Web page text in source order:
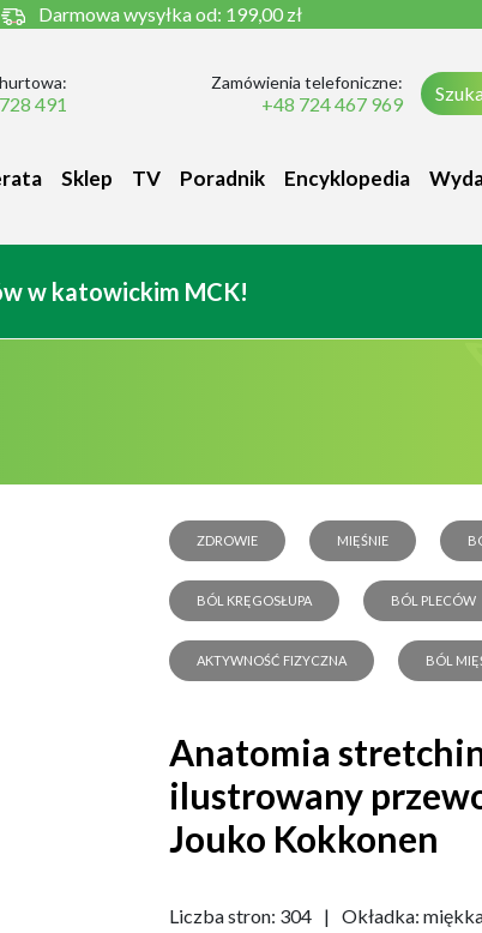
Darmowa wysyłka od: 199,00 zł
491
Zamówienia telefoniczne:
+48 724 467 969
Sklep TV Poradnik Encyklopedia
w katowickim MCK!
ZDROWIE MIĘŚNIE
BÓL KRĘGOSŁUPA BÓL PLECÓW
AKTYWNOŚĆ FIZYCZNA BÓL
Anatomia
ilustrowany
Jouko Kokkonen
Liczba stron: 304 | Okładka: